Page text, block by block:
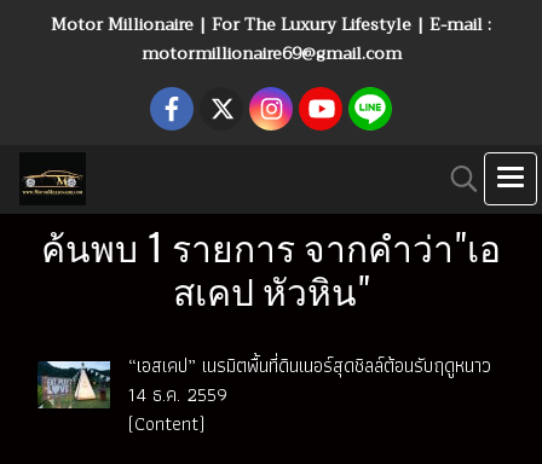
Motor Millionaire | For The Luxury Lifestyle | E-mail :
motormillionaire69@gmail.com
ค้นพบ 1 รายการ จากคำว่า"เอ
สเคป หัวหิน"
“เอสเคป” เนรมิตพื้นที่ดินเนอร์สุดชิลล์ต้อนรับฤดูหนาว
14 ธ.ค. 2559
(Content)